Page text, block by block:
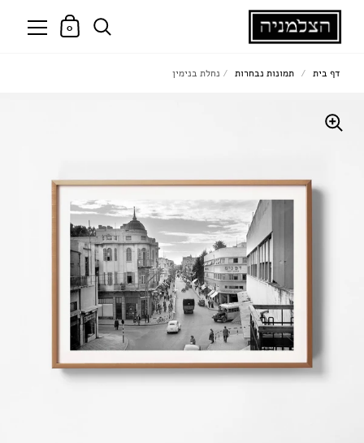
0
דף בית / תמונות נבחרות / נחלת בנימין